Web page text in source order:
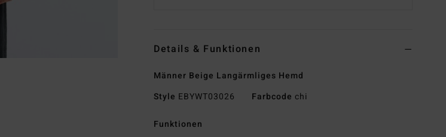
Details & Funktionen
Männer Beige Langärmliges Hemd
Style EBYWT03026 Farbcode chi
Funktionen